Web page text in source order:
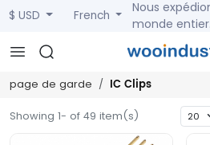
$ USD French
Nous
monde entier.
page de garde IC Clips
Showing 1- of 49 item(s)